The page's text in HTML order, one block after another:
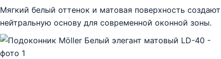
Мягкий белый оттенок и матовая поверхность создают
нейтральную основу для современной оконной зоны.